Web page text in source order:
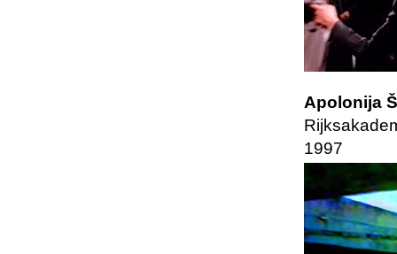
Apolonija
1997